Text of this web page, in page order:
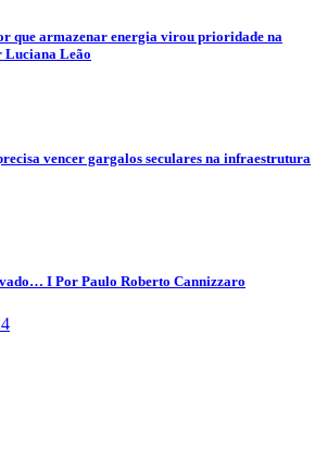
que armazenar energia virou prioridade na
Luciana Leão
vencer gargalos seculares na infraestrutura
I Por Paulo Roberto Cannizzaro